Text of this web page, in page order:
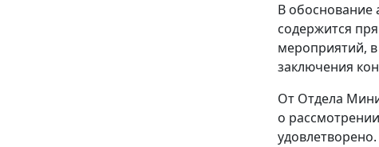
В обоснование
содержится
мероприятий,
заключения
От Отдела
о
удовлетворено.